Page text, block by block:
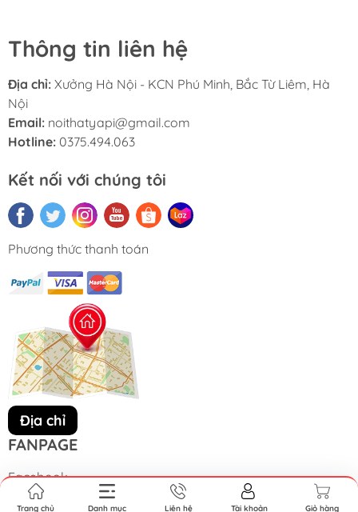
Thông tin liên hệ
Địa chỉ: Xưởng Hà Nội - KCN Phú Minh, Bắc Từ Liêm, Hà
Nội
Email: noithatyapi@gmail.com
Hotline: 0375.494.063
Kết nối với chúng tôi
Phương thức thanh toán
Địa chỉ
FANPAGE
Facebook
Trang chủ Danh mục Liên hệ Tài khoản Giỏ hàng